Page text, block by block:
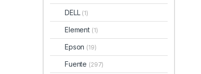
DELL (1)
Element (1)
Epson (19)
Fuente (297)